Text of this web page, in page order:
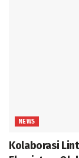
NEWS
Kolaborasi